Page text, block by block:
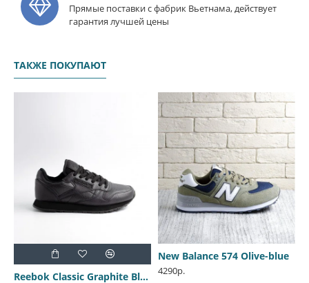
Прямые поставки с фабрик Вьетнама, действует
гарантия лучшей цены
ТАКЖЕ ПОКУПАЮТ
Reebok Classic Graphite Black
New Balance 574 Olive-blue
4290р.